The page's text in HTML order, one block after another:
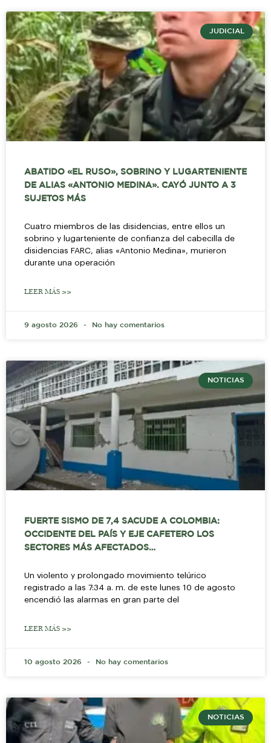
JUDICIAL
ABATIDO «EL RUSO», SOBRINO Y LUGARTENIENTE
DE ALIAS «ANTONIO MEDINA». CAYÓ JUNTO A 3
SUJETOS MÁS
Cuatro miembros de las disidencias, entre ellos un
sobrino y lugarteniente de confianza del cabecilla de
disidencias FARC, alias «Antonio Medina», murieron
durante una operación
LEER MÁS >>
9 agosto 2026 No hay comentarios
NOTICIAS
FUERTE SISMO DE 7,4 SACUDE A COLOMBIA:
OCCIDENTE DEL PAÍS Y EJE CAFETERO LOS
SECTORES MÁS AFECTADOS…
Un violento y prolongado movimiento telúrico
registrado a las 7:34 a. m. de este lunes 10 de agosto
encendió las alarmas en gran parte del
LEER MÁS >>
10 agosto 2026 No hay comentarios
NOTICIAS